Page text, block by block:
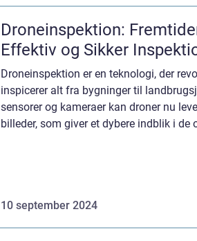
Droneinspektion:
Effektiv og Sikker
Droneinspektion er en teknologi, der
inspicerer alt fra bygninger til
sensorer og kameraer kan droner nu
billeder, som giver et dybere indblik i de
10 september 2024